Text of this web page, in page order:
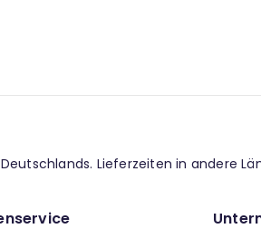
Lieferzeiten in andere